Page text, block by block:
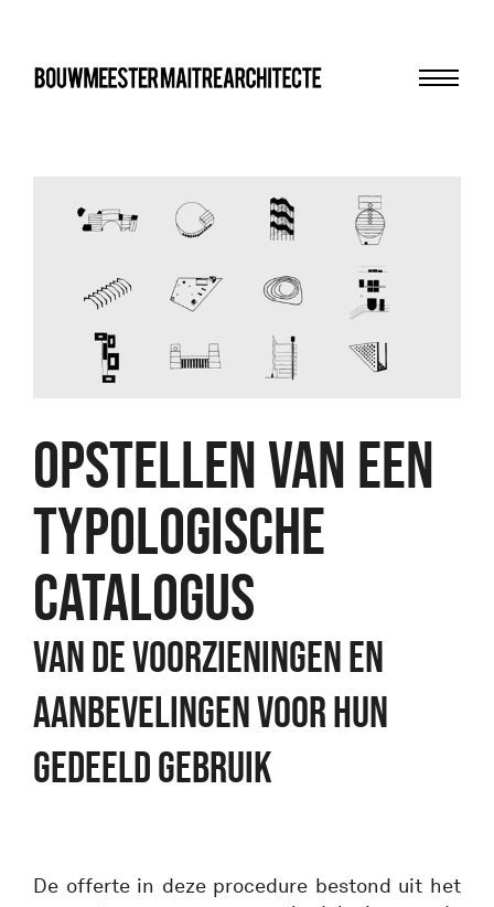
Opstellen van een
typologische
catalogus
van de voorzieningen en
aanbevelingen voor hun
gedeeld gebruik
De offerte in deze procedure bestond uit het